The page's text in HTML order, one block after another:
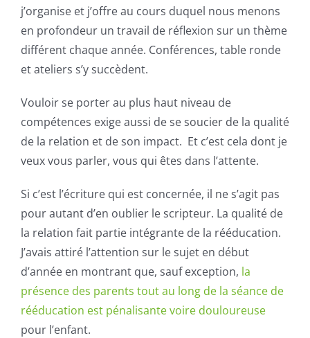
j’organise et j’offre au cours duquel nous menons
en profondeur un travail de réflexion sur un thème
différent chaque année. Conférences, table ronde
et ateliers s’y succèdent.
Vouloir se porter au plus haut niveau de
compétences exige aussi de se soucier de la qualité
de la relation et de son impact. Et c’est cela dont je
veux vous parler, vous qui êtes dans l’attente.
Si c’est l’écriture qui est concernée, il ne s’agit pas
pour autant d’en oublier lescripteur. La qualité de
la relation fait partie intégrante de la rééducation.
J’avais attiré l’attention sur le sujet en début
d’année en montrant que, sauf exception, la
présence des parents tout au long de la séance de
rééducation est pénalisante voire douloureuse
pour l’enfant.